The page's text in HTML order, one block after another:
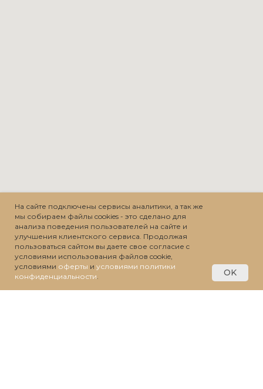
На сайте подключены сервисы аналитики, а так же
мы собираем файлы cookies - это сделано для
анализа поведения пользователей на сайте и
улучшения клиентского сервиса. Продолжая
пользоваться сайтом вы даете свое согласие c
условиями использования файлов cookie,
условиями оферты и условиями политики
конфиденциальности. OK